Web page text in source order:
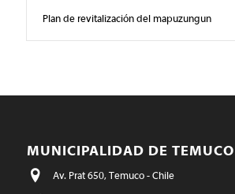
Plan de revitalización del mapuzungun
MUNICIPALIDAD DE TEMUCO
Av. Prat 650, Temuco - Chile